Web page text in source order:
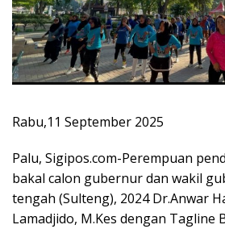
Rabu,11 September 2025
Palu, Sigipos.com-Perempuan
bakal calon gubernur dan wakil
tengah (Sulteng), 2024 Dr.Anwar
Lamadjido, M.Kes dengan Tagline